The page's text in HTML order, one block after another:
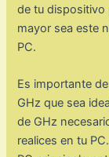
de tu dispositivo
mayor sea este
PC.
Es importante
GHz que sea
de GHz
realices en tu